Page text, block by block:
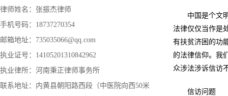
律师姓名：张振杰律师
手机号码：18737270354
邮箱地址：735035066@qq.com
执业证号：14105201310842962
执业律所：河南秉正律师事务所
联系地址：内黄县朝阳路西段（中医院向西50米
中国是个文
法律仅仅当作是
有扶贫济困的功
的法律信仰。我
众涉法涉诉信访
信访问题